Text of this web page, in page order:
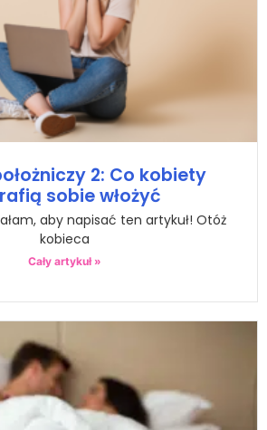
2: Co kobiety
sobie włożyć
aby napisać ten artykuł! Otóż
kobieca
Cały artykuł »